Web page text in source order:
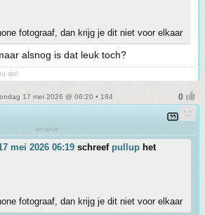
fotograaf, dan krijg je dit niet voor elkaar
alsnog is dat leuk toch?
do!
17 mei 2026 @ 06:20 • 184
smartie
mei 2026 06:19 schreef pullup het
fotograaf, dan krijg je dit niet voor elkaar